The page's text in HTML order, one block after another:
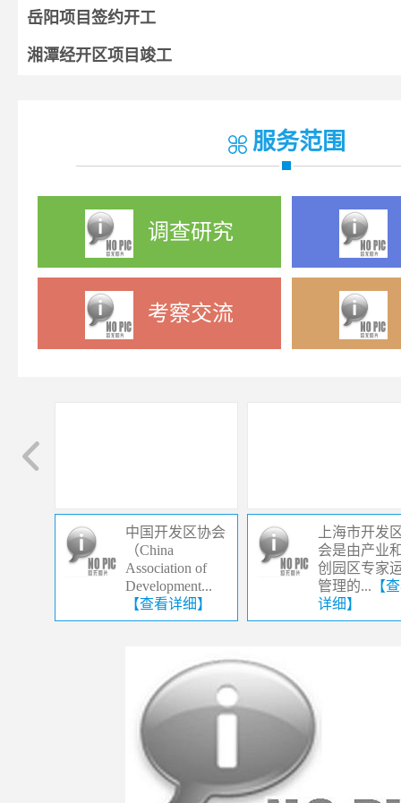
岳阳项目签约开工
湘潭经开区项目竣工
服务范围
调查研究
考察交流
中国开发区协会
（China
Association of
Development...
【查看详细】
上海市开发
会是由产业
创园区专家
管理的... 【
详细】